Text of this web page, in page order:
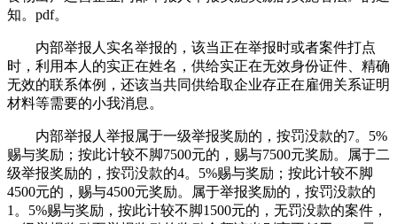
知。pdf。
内部举报人实名举报的，该当正在举报时或者案件打点
时，利用本人的实正在姓名，供给实正在无效身份证件、精确
无效的联系体例，还该当共同供给取企业存正在雇佣关系证明
材料等需要的小我消息。
内部举报人举报属于一级举报奖励的，按罚没款的7。5%
赐与奖励；按此计较不脚7500元的，赐与7500元奖励。属于二
级举报奖励的，按罚没款的4。5%赐与奖励；按此计较不脚
4500元的，赐与4500元奖励。属于举报奖励的，按罚没款的
1。5%赐与奖励，按此计较不脚1500元的，无罚没款的案件，